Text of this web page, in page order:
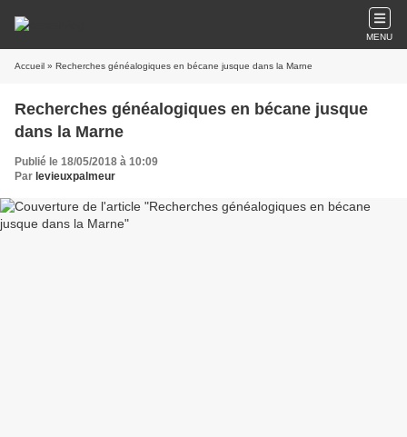
MENU
Accueil » Recherches généalogiques en bécane jusque dans la Marne
Recherches généalogiques en bécane jusque
dans la Marne
Publié le 18/05/2018 à 10:09
Par levieuxpalmeur